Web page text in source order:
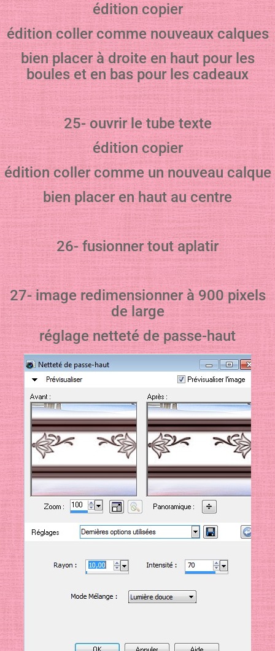
édition copier
édition coller comme nouveaux calques
bien placer à droite en haut pour les
boules et en bas pour les cadeaux
25- ouvrir le tube texte
édition copier
édition coller comme un nouveau calque
bien placer en haut au centre
26- fusionner tout aplatir
27- image redimensionner à 900 pixels
de large
réglage netteté de passe-haut